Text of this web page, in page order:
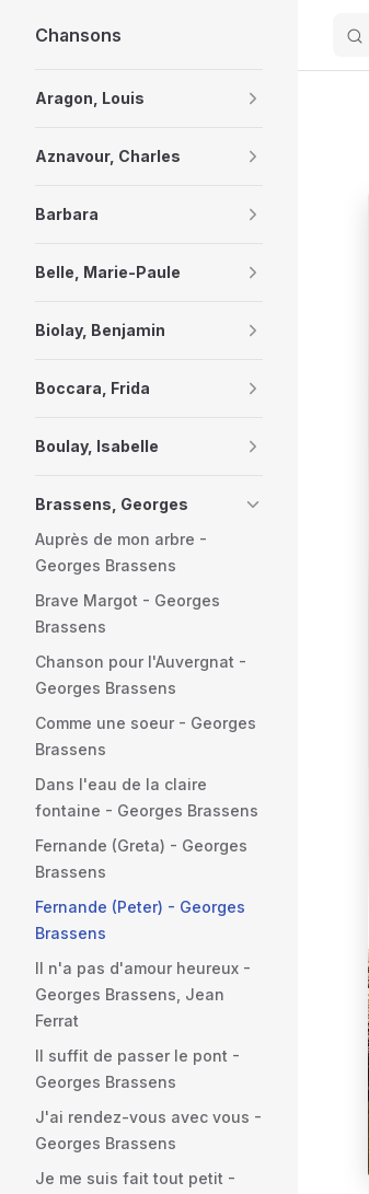
Skip to content
Chansons
Aragon, Louis
Aznavour, Charles
Barbara
Belle, Marie-Paule
Biolay, Benjamin
Boccara, Frida
Boulay, Isabelle
Brassens, Georges
Auprès de mon arbre -
Georges Brassens
Brave Margot - Georges
Brassens
Chanson pour l'Auvergnat -
Georges Brassens
Comme une soeur - Georges
Brassens
Dans l'eau de la claire
fontaine - Georges Brassens
Fernande (Greta) - Georges
Brassens
Fernande (Peter) - Georges
Brassens
Il n'a pas d'amour heureux -
Georges Brassens, Jean
Ferrat
Il suffit de passer le pont -
Georges Brassens
J'ai rendez-vous avec vous -
Georges Brassens
Je me suis fait tout petit -